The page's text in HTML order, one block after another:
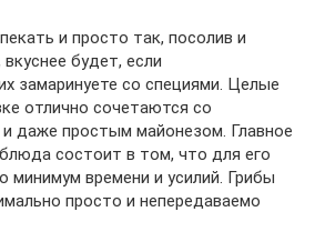
и просто так, посолив и
будет, если
замаринуете со специями. Целые
отлично сочетаются со
даже простым майонезом. Главное
состоит в том, что для его
минимум времени и усилий. Грибы
просто и непередаваемо